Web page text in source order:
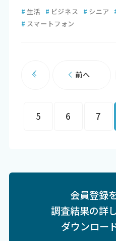
# 生活 # ビジネス # シニア
# スマートフォン
前へ
5 6 7
会員登録
調査結果の詳
ダウンロー